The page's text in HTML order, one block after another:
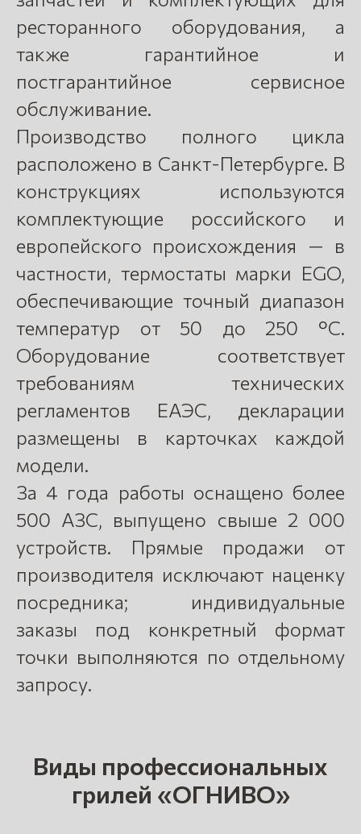
ресторанного оборудования, а
также гарантийное и
постгарантийное сервисное
обслуживание.
Производство полного цикла
расположено в Санкт-Петербурге. В
конструкциях используются
комплектующие российского и
европейского происхождения — в
частности, термостаты марки EGO,
обеспечивающие точный диапазон
температур от 50 до 250 °C.
Оборудование соответствует
требованиям технических
регламентов ЕАЭС, декларации
размещены в карточках каждой
модели.
За 4 года работы оснащено более
500 АЗС, выпущено свыше 2 000
устройств. Прямые продажи от
производителя исключают наценку
посредника; индивидуальные
заказы под конкретный формат
точки выполняются по отдельному
запросу.
Виды профессиональных
грилей «ОГНИВО»